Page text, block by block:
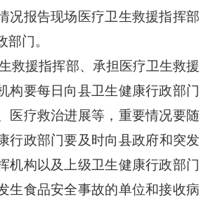
况报告现场医疗卫生救援指挥部
部门。
救援指挥部、承担医疗卫生救援
构要每日向县卫生健康行政部门
医疗救治进展等，重要情况要随
行政部门要及时向县政府和突发
机构以及上级卫生健康行政部门
生食品安全事故的单位和接收病